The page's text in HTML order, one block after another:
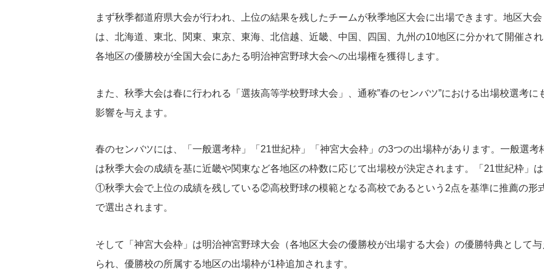
まず秋季都道府県大会が行われ、上位の結果を残したチームが秋季地区大会に出場できます。地区大会
は、北海道、東北、関東、東京、東海、北信越、近畿、中国、四国、九州の10地区に分かれて開催され
各地区の優勝校が全国大会にあたる明治神宮野球大会への出場権を獲得します。
また、秋季大会は春に行われる「選抜高等学校野球大会」、通称”春のセンバツ”における出場校選考に
影響を与えます。
春のセンバツには、「一般選考枠」「21世紀枠」「神宮大会枠」の3つの出場枠があります。一般選考
は秋季大会の成績を基に近畿や関東など各地区の枠数に応じて出場校が決定されます。「21世紀枠」は
①秋季大会で上位の成績を残している②高校野球の模範となる高校であるという2点を基準に推薦の形
で選出されます。
そして「神宮大会枠」は明治神宮野球大会（各地区大会の優勝校が出場する大会）の優勝特典として与
られ、優勝校の所属する地区の出場枠が1枠追加されます。